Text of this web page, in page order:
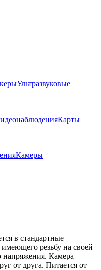
Ультразвуковые
Карты
Камеры
в стандартные
резьбу на своей
напряжения. Камера
от друга. Питается от